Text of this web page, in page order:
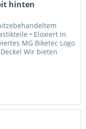
hinten
• Eloxiert in
MG Biketec Logo
Wir bieten